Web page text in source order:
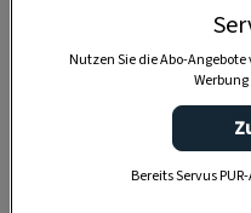
Nutzen Sie die Abo-
Bereits Servus